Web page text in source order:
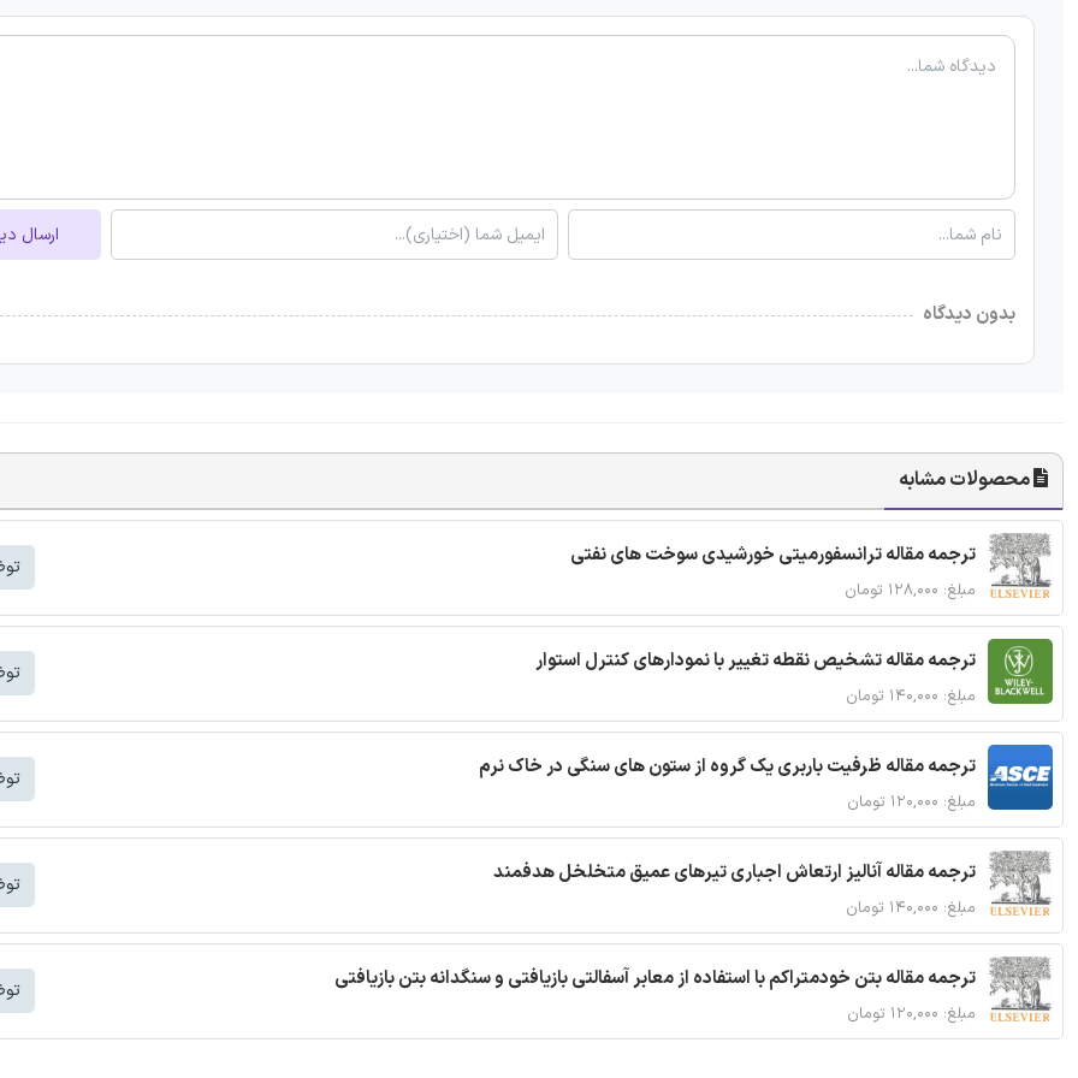
ارسال
بدون دیدگاه
محصولات مشابه
ترجمه مقاله ترانسفورمیتی خورشیدی سوخت های نفتی
مبلغ: ۱۲۸,۰۰۰ تومان
ترجمه مقاله تشخیص نقطه تغییر با نمودارهای کنترل استوار
مبلغ: ۱۴۰,۰۰۰ تومان
ترجمه مقاله ظرفیت باربری یک گروه از ستون های سنگی در خاک نرم
مبلغ: ۱۲۰,۰۰۰ تومان
ترجمه مقاله آنالیز ارتعاش اجباری تیرهای عمیق متخلخل هدفمند
مبلغ: ۱۴۰,۰۰۰ تومان
ترجمه مقاله بتن خودمتراکم با استفاده از معابر آسفالتی بازیافتی و سنگدانه بتن بازیافتی
مبلغ: ۱۲۰,۰۰۰ تومان